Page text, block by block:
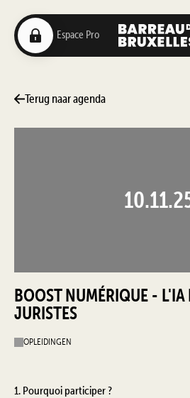
Terug naar agenda
BOOST NUMÉRIQUE - L'IA
JURISTES
OPLEIDINGEN
1. Pourquoi participer ?